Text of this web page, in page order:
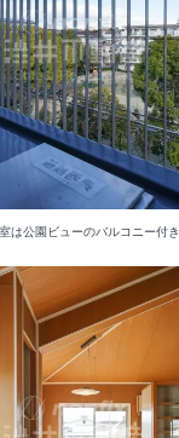
は公園ビューのバルコニー付き